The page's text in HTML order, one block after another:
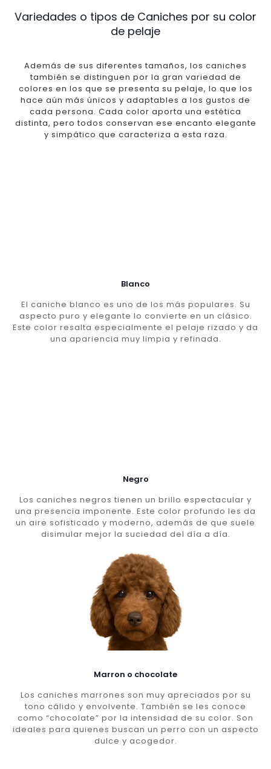
Variedades o tipos de Caniches por su color
de pelaje
Además de sus diferentes tamaños, los caniches
también se distinguen por la gran variedad de
colores en los que se presenta su pelaje, lo que los
hace aún más únicos y adaptables a los gustos de
cada persona. Cada color aporta una estética
distinta, pero todos conservan ese encanto elegante
y simpático que caracteriza a esta raza.
Blanco
El caniche blanco es uno de los más populares. Su
aspecto puro y elegante lo convierte en un clásico.
Este color resalta especialmente el pelaje rizado y da
una apariencia muy limpia y refinada.
Negro
Los caniches negros tienen un brillo espectacular y
una presencia imponente. Este color profundo les da
un aire sofisticado y moderno, además de que suele
disimular mejor la suciedad del día a día.
Marron o chocolate
Los caniches marrones son muy apreciados por su
tono cálido y envolvente. También se les conoce
como “chocolate” por la intensidad de su color. Son
ideales para quienes buscan un perro con un aspecto
dulce y acogedor.